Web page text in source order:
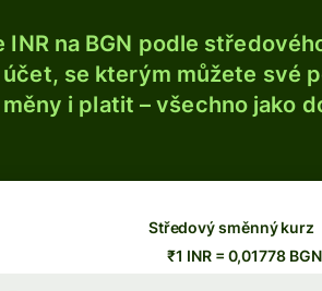
INR na BGN podle
se kterým můžete své
i platit – všechno jako
Středový směnný kurz
₹1 INR = 0,01778 BGN